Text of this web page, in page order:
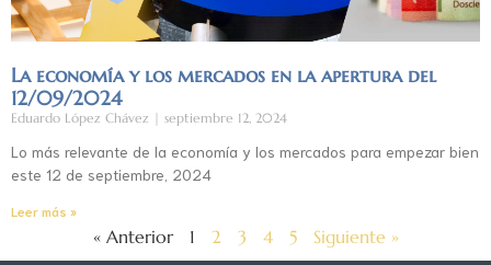
La economía y los mercados en la apertura del
12/09/2024
Eduardo López Chávez septiembre 12, 2024
Lo más relevante de la economía y los mercados para empezar bien
este 12 de septiembre, 2024
Leer más »
« Anterior 1 2 3 4 5 Siguiente »